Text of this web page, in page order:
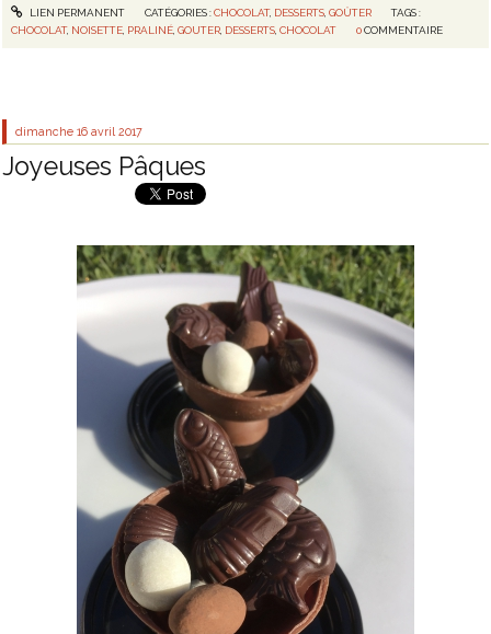
LIEN PERMANENT CATÉGORIES :CHOCOLAT, DESSERTS, GOÛTER
TAGS :
CHOCOLAT, NOISETTE PRALINÉ ,GOUTER DESSERTS ,CHOCOLAT 0 COMMENTAIRE
dimanche 16 avril 2017
Joyeuses Pâques